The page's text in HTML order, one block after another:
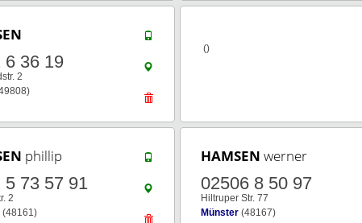
6 36 19
2
()
phillip
5 73 57 91
2
(48161)
HAMSEN werner
02506 8 50 97
Hiltruper Str. 77
Münster (48167)